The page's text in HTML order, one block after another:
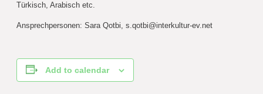
Türkisch, Arabisch etc.
Ansprechpersonen: Sara Qotbi, s.qotbi@interkultur-ev.net
Add to calendar